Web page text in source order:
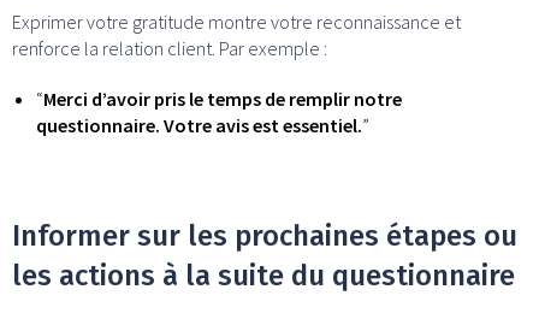
Exprimer votre gratitude montre votre reconnaissance et
renforce la relation client. Par exemple :
“Merci d’avoir pris le temps de remplir notre
questionnaire. Votre avis est essentiel.”
Informer sur les prochaines étapes ou
les actions à la suite du questionnaire